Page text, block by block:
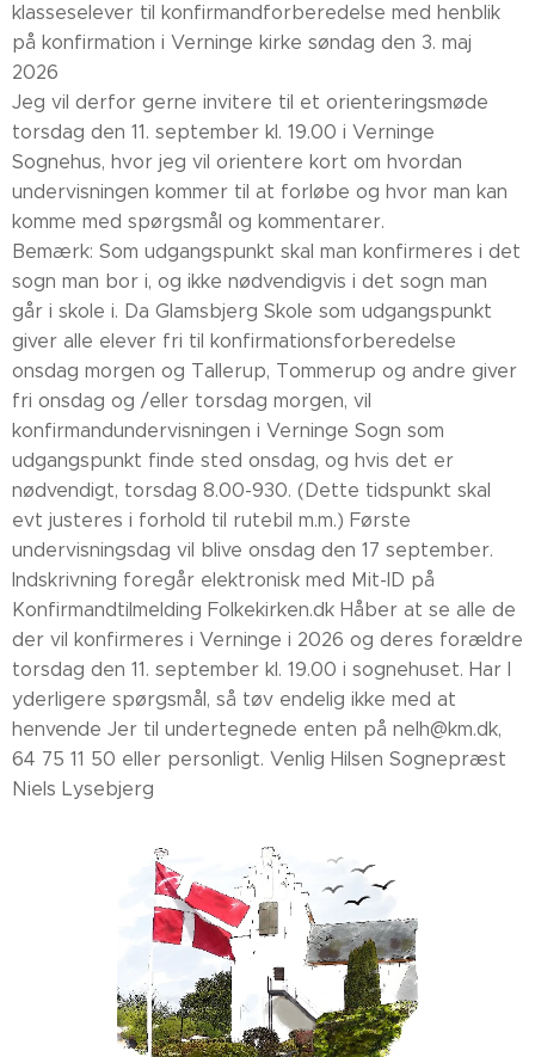
klasseselever til konfirmandforberedelse med henblik
på konfirmation i Verninge kirke søndag den 3. maj
2026
Jeg vil derfor gerne invitere til et orienteringsmøde
torsdag den 11. september kl. 19.00 i Verninge
Sognehus, hvor jeg vil orientere kort om hvordan
undervisningen kommer til at forløbe og hvor man kan
komme med spørgsmål og kommentarer.
Bemærk: Som udgangspunkt skal man konfirmeres i det
sogn man bor i, og ikke nødvendigvis i det sogn man
går i skole i. Da Glamsbjerg Skole som udgangspunkt
giver alle elever fri til konfirmationsforberedelse
onsdag morgen og Tallerup, Tommerup og andre giver
fri onsdag og /eller torsdag morgen, vil
konfirmandundervisningen i Verninge Sogn som
udgangspunkt finde sted onsdag, og hvis det er
nødvendigt, torsdag 8.00-930. (Dette tidspunkt skal
evt justeres i forhold til rutebil m.m.) Første
undervisningsdag vil blive onsdag den 17 september.
Indskrivning foregår elektronisk med Mit-ID på
Konfirmandtilmelding Folkekirken.dk Håber at se alle de
der vil konfirmeres i Verninge i 2026 og deres forældre
torsdag den 11. september kl. 19.00 i sognehuset. Har I
yderligere spørgsmål, så tøv endelig ikke med at
henvende Jer til undertegnede enten på nelh@km.dk,
64 75 11 50 eller personligt. Venlig Hilsen Sognepræst
Niels Lysebjerg